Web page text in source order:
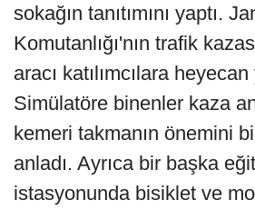
sokağın tanıtımını yaptı.
Komutanlığı'nın trafik
aracı katılımcılara heyecan
Simülatöre binenler kaza
kemeri takmanın önemini
anladı. Ayrıca bir başka
istasyonunda bisiklet ve